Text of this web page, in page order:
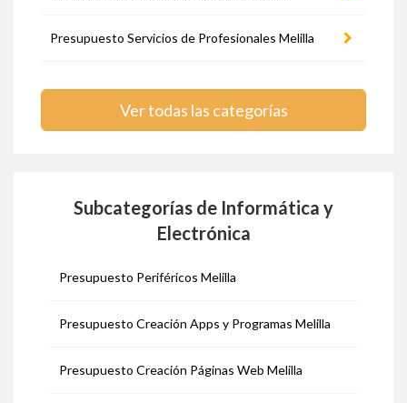
Presupuesto Servicios de Profesionales Melilla
Ver todas las categorías
Subcategorías de Informática y
Electrónica
Presupuesto Periféricos Melilla
Presupuesto Creación Apps y Programas Melilla
Presupuesto Creación Páginas Web Melilla